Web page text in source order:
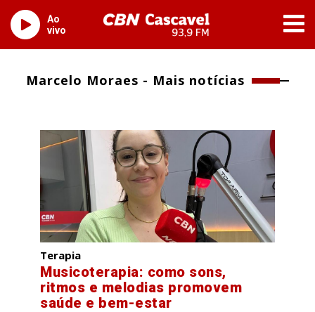
Ao
vivo
Marcelo Moraes - Mais notícias
Terapia
Musicoterapia: como sons,
ritmos e melodias promovem
saúde e bem-estar